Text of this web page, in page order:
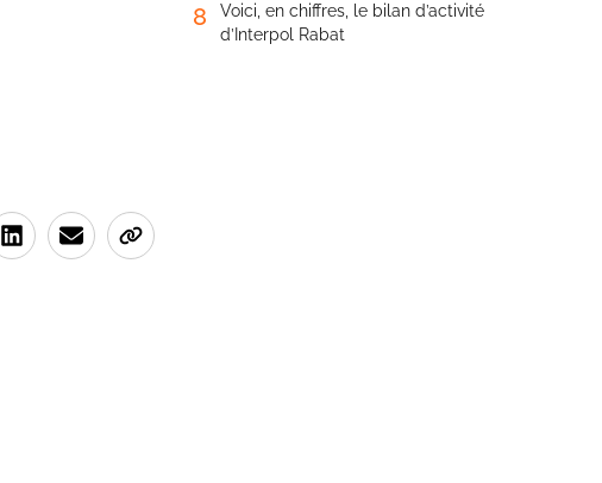
8
Voici, en chiffres, le bilan d’activité
d’Interpol Rabat